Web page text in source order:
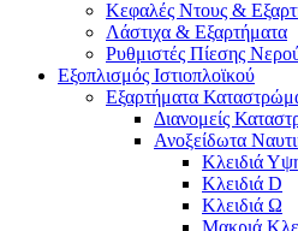
Κεφαλές Ντους &
Λάστιχα & Εξαρτήματα
Ρυθμιστές Πίεσης
Εξοπλισμός Ιστιοπλοϊκού
Εξαρτήματα
Διανομείς
Ανοξείδωτα
Κλειδιά
Κλειδιά D
Κλειδιά Ω
Μακριά